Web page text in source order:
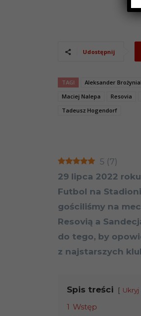
Udostępnij
TAGI Aleksander
Maciej Nalepa
Resovia
Tadeusz Hogendorf
5 (7)
29 lipca 2022
Futbol na
gościliśmy na
Resovią a
do tego, by
z najstarszych
Spis treści Ukryj
1 Wstęp